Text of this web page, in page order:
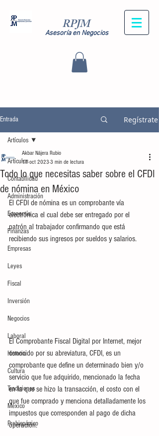
RPJM
Asesoría en Negocios
Entrada Regístrate
Artículos
Contabilidad
Administración
Economía
Finanzas
Empresas
Leyes
Fiscal
Inversión
Negocios
Laboral
Historia
Cultura
Tradiciones
México
Prehispánico
Artículos
Todo lo que necesitas saber sobre el CFDI
de nómina en México
Akbar Nájera Rubio
17 oct 2023 3 min de lectura
El CFDI de nómina es un comprobante vía
electrónica el cual debe ser entregado por el
patrón al trabajador confirmando que está
recibiendo sus ingresos por sueldos y salarios.
El Comprobante Fiscal Digital por Internet, mejor
conocido por su abreviatura, CFDI, es un
comprobante que define un determinado bien y/o
servicio que fue adquirido, mencionado la fecha
en la que se hizo la transacción, el costo con el
que fue comprado y menciona detalladamente los
impuestos que corresponden al pago de dicha
operación.